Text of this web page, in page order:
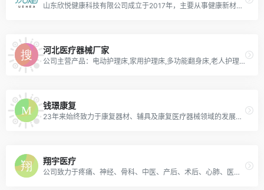
山东欣悦健康科技有限公司成立于2017年，主要从事健康新材料、医疗器械、康复辅助器具及健康科技产品的研发、生产及销售。
河北医疗器械厂家
公司主营产品：电动护理床,家用护理床,多功能翻身床,老人护理床,瘫痪病人多功能护理床
钱璟康复
23年来始终致力于康复器材、辅具及康复医疗器械领域的发展，是行业内少数拥有综合性康复器械生产能力的企业之一
翔宇医疗
公司致力于疼痛、神经、骨科、中医、产后、术后、心肺、医养结合等康复领域智能康复设备的自主研发、产销